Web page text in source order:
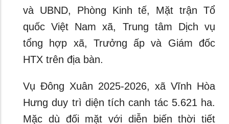
và UBND, Phòng Kinh tế, Mặt trận Tổ
quốc Việt Nam xã, Trung tâm Dịch vụ
tổng hợp xã, Trưởng ấp và Giám đốc
HTX trên địa bàn.
Vụ Đông Xuân 2025-2026, xã Vĩnh Hòa
Hưng duy trì diện tích canh tác 5.621 ha.
Mặc dù đối mặt với diễn biến thời tiết